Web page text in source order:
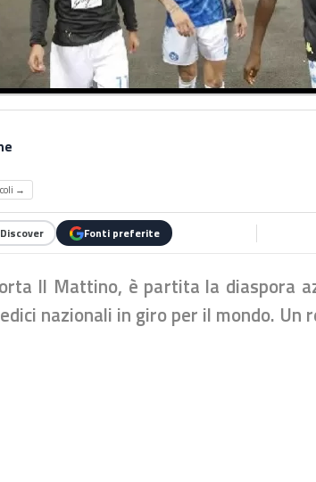
→
Discover Fonti preferite
Il Mattino, è partita la diaspora
nazionali in giro per il mondo. Un